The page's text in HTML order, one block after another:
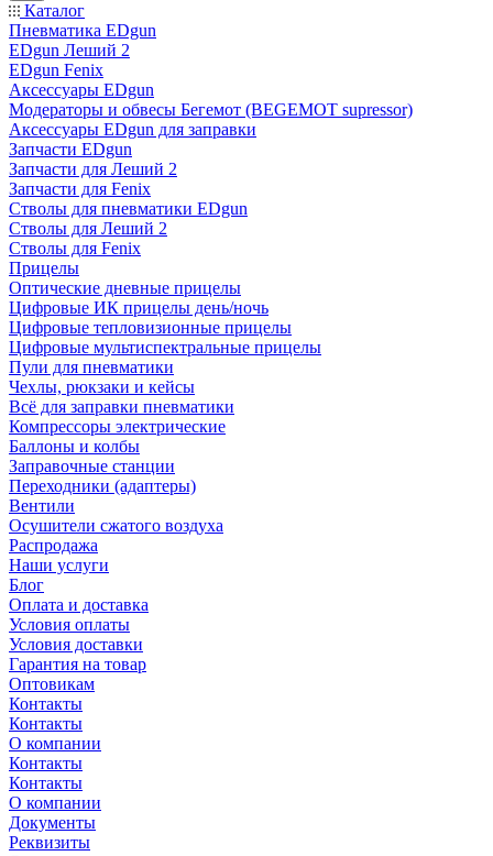
Каталог
Пневматика EDgun
EDgun Леший 2
EDgun Fenix
Аксессуары EDgun
Модераторы и обвесы Бегемот (BEGEMOT supressor)
Аксессуары EDgun для заправки
Запчасти EDgun
Запчасти для Леший 2
Запчасти для Fenix
Стволы для пневматики EDgun
Стволы для Леший 2
Стволы для Fenix
Прицелы
Оптические дневные прицелы
Цифровые ИК прицелы день/ночь
Цифровые тепловизионные прицелы
Цифровые мультиспектральные прицелы
Пули для пневматики
Чехлы, рюкзаки и кейсы
Всё для заправки пневматики
Компрессоры электрические
Баллоны и колбы
Заправочные станции
Переходники (адаптеры)
Вентили
Осушители сжатого воздуха
Распродажа
Наши услуги
Блог
Оплата и доставка
Условия оплаты
Условия доставки
Гарантия на товар
Оптовикам
Контакты
Контакты
О компании
Контакты
Контакты
О компании
Документы
Реквизиты